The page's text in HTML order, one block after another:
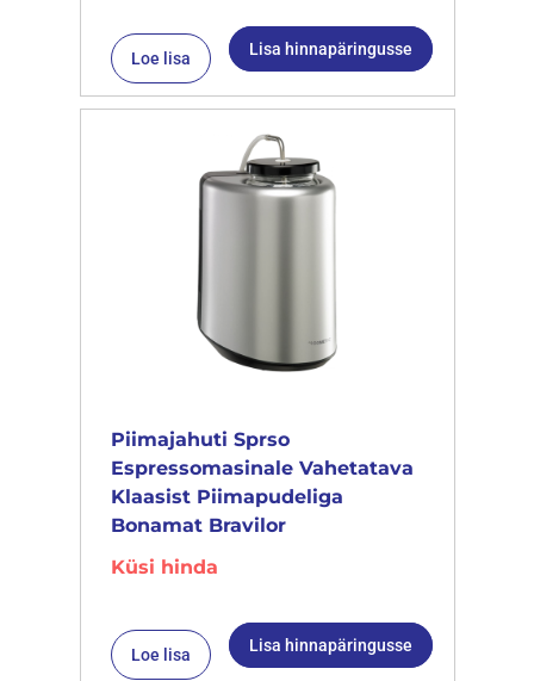
Loe lisa Lisa hinnapäringusse
Piimajahuti Sprso
Espressomasinale Vahetatava
Klaasist Piimapudeliga
Bonamat Bravilor
Küsi hinda
Loe lisa Lisa hinnapäringusse